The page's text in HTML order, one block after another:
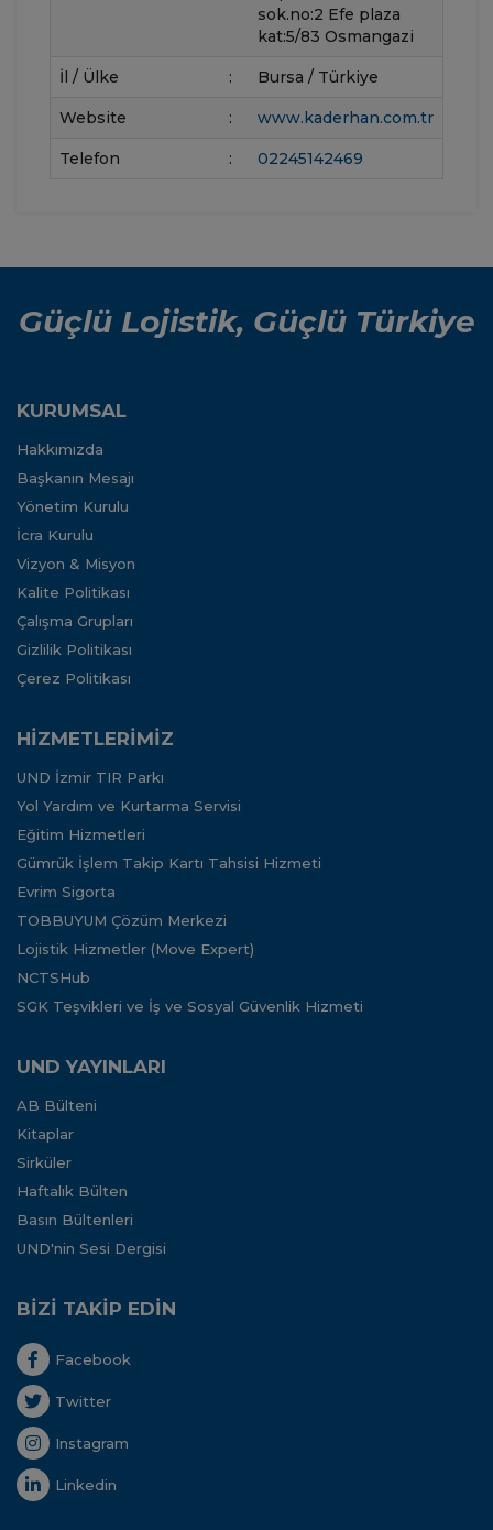
sok.no:2 Efe plaza
kat:5/83 Osmangazi
İl / Ülke : Bursa / Türkiye
Website : www.kaderhan.com.tr
Telefon : 02245142469
Güçlü Lojistik, Güçlü Türkiye
KURUMSAL
Hakkımızda
Başkanın Mesajı
Yönetim Kurulu
İcra Kurulu
Vizyon & Misyon
Kalite Politikası
Çalışma Grupları
Gizlilik Politikası
Çerez Politikası
HİZMETLERİMİZ
UND İzmir TIR Parkı
Yol Yardım ve Kurtarma Servisi
Eğitim Hizmetleri
Gümrük İşlem Takip Kartı Tahsisi Hizmeti
Evrim Sigorta
TOBBUYUM Çözüm Merkezi
Lojistik Hizmetler (Move Expert)
NCTSHub
SGK Teşvikleri ve İş ve Sosyal Güvenlik Hizmeti
UND YAYINLARI
AB Bülteni
Kitaplar
Sirküler
Haftalık Bülten
Basın Bültenleri
UND'nin Sesi Dergisi
BİZİ TAKİP EDİN
Facebook
Twitter
Instagram
Linkedin